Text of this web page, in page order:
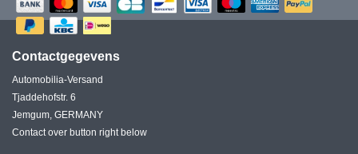
Contactgegevens
Automobilia-Versand
Tjaddehofstr. 6
Jemgum, GERMANY
Contact over button right below